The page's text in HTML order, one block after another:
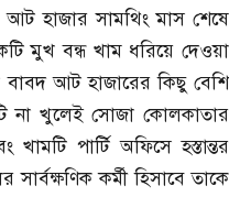
আট হাজার সামথিং মাস শেষে
মুখ বন্ধ খাম ধরিয়ে দেওয়া
বাবদ আট হাজারের কিছু বেশি
না খুলেই সোজা কোলকাতার
খামটি পার্টি অফিসে হস্তান্তর
কর্মী হিসাবে তাকে